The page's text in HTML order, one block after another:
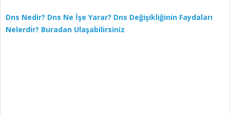
Dns Nedir? Dns Ne İşe Yarar? Dns Değişikliğinin Faydaları
Nelerdir? Buradan Ulaşabilirsiniz